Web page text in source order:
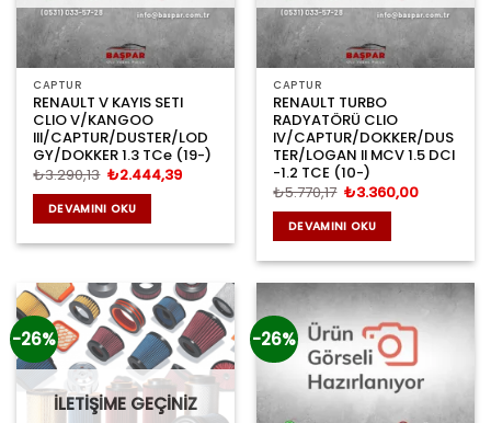
CAPTUR
RENAULT V KAYIS SETI
CLIO V/KANGOO
III/CAPTUR/DUSTER/LOD
GY/DOKKER 1.3 TCe (19-)
₺3.290,13 Orijinal
₺3.290,13.
₺2.444,39Şu
DEVAMINI OKU
CAPTUR
RENAULT TURBO
RADYATÖRÜ CLIO
IV/CAPTUR/DOKKER/DUS
TER/LOGAN II MCV 1.5 DCI
-1.2 TCE (10-)
₺5.770,17 Orijinal
₺5.770,17.
₺3.360,00Şu
DEVAMINI OKU
-26%
İLETİŞİME GEÇİNİZ
-26%